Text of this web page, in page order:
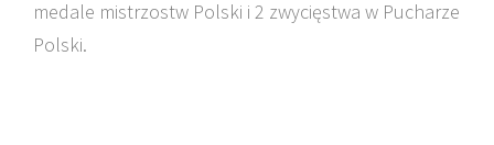
medale mistrzostw Polski i 2 zwycięstwa w Pucharze
Polski.